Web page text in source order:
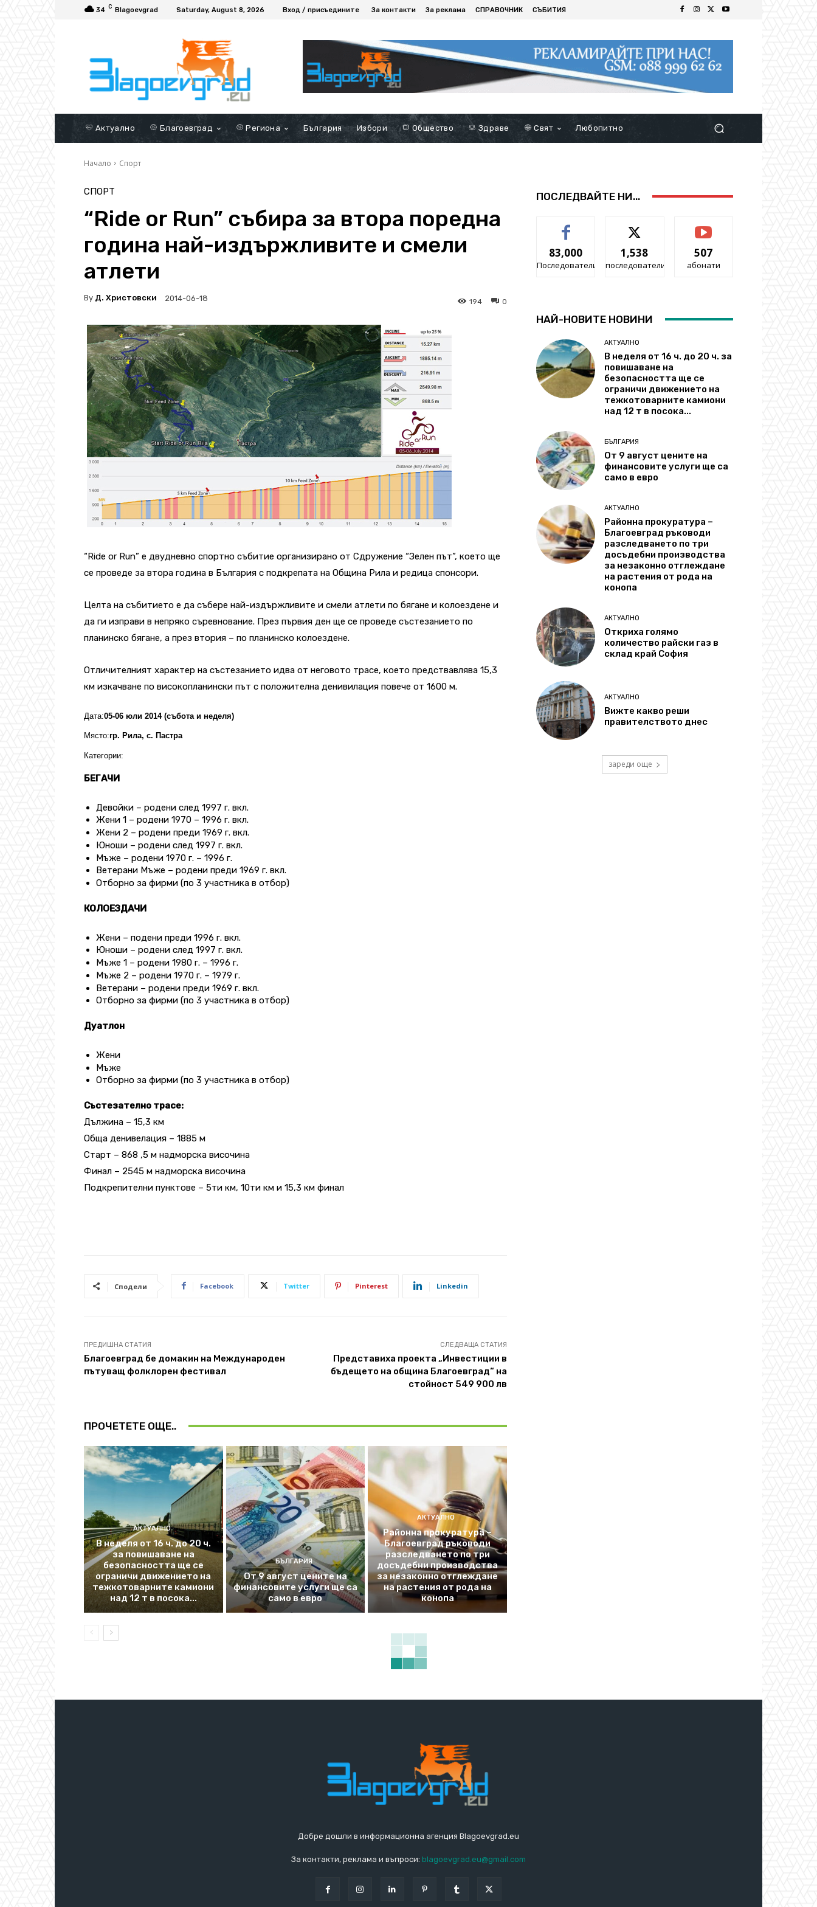
34 C Blagoevgrad Saturday, August 8, 2026 Вход / присъедините За контакти За реклама СПРАВОЧНИК СЪБИТИЯ
Актуално Благоевград Региона България Избори Общество Здраве Свят Любопитно
Начало Спорт
СПОРТ
“Ride or Run” събира за втора поредна
година най-издържливите и смели
атлети
By Д. Христовски 2014-06-18 0
194
“Ride or Run” е двудневно спортно събитие организирано от Сдружение “Зелен път”, което ще
се проведе за втора година в България с подкрепата на Община Рила и редица спонсори.
Целта на събитието е да събере най-издържливите и смели атлети по бягане и колоездене и
да ги изправи в непряко съревнование. През първия ден ще се проведе състезанието по
планинско бягане, а през втория – по планинско колоездене.
Отличителният характер на състезанието идва от неговото трасе, което предствавлява 15,3
км изкачване по високопланински път с положителна денивилация повече от 1600 м.
Дата:05-06 юли 2014 (събота и неделя)
Място:гр. Рила, с. Пастра
Категории:
БЕГАЧИ
Девойки – родени след 1997 г. вкл.
Жени 1 – pодени 1970 – 1996 г. вкл.
Жени 2 – pодени преди 1969 г. вкл.
Юноши – родени след 1997 г. вкл.
Мъже – родени 1970 г. – 1996 г.
Ветерани Мъже – родени преди 1969 г. вкл.
Отборно за фирми (по 3 участника в отбор)
КОЛОЕЗДАЧИ
Жени – подени преди 1996 г. вкл.
Юноши – родени след 1997 г. вкл.
Мъже 1 – родени 1980 г. – 1996 г.
Мъже 2 – родени 1970 г. – 1979 г.
Ветерани – родени преди 1969 г. вкл.
Отборно за фирми (по 3 участника в отбор)
Дуатлон
Жени
Мъже
Отборно за фирми (по 3 участника в отбор)
Състезателно трасе:
Дължина – 15,3 км
Обща денивелация – 1885 м
Старт – 868 ,5 м надморска височина
Финал – 2545 м надморска височина
Подкрепителни пунктове – 5ти км, 10ти км и 15,3 км финал
Сподели Facebook Twitter Pinterest Linkedin
ПРЕДИШНА СТАТИЯ
Благоевград бе домакин на Международен
пътуващ фолклорен фестивал
СЛЕДВАЩА СТАТИЯ
Представиха проекта „Инвестиции в
бъдещето на община Благоевград“ на
стойност 549 900 лв
ПРОЧЕТЕТЕ ОЩЕ..
АКТУАЛНО
В неделя от 16 ч. до 20 ч.
за повишаване на
безопасността ще се
ограничи движението на
тежкотоварните камиони
над 12 т в посока...
БЪЛГАРИЯ
От 9 август цените на
финансовите услуги ще са
само в евро
АКТУАЛНО
Районна прокуратура –
Благоевград ръководи
разследването по три
досъдебни производства
за незаконно отглеждане
на растения от рода на
конопа
ПОСЛЕДВАЙТЕ НИ...
83,000
Последователи
1,538
последователи
507
абонати
НАЙ-НОВИТЕ НОВИНИ
АКТУАЛНО
В неделя от 16 ч. до 20 ч. за
повишаване на
безопасността ще се
ограничи движението на
тежкотоварните камиони
над 12 т в посока...
БЪЛГАРИЯ
От 9 август цените на
финансовите услуги ще са
само в евро
АКТУАЛНО
Районна прокуратура –
Благоевград ръководи
разследването по три
досъдебни производства
за незаконно отглеждане
на растения от рода на
конопа
АКТУАЛНО
Откриха голямо
количество райски газ в
склад край София
АКТУАЛНО
Вижте какво реши
правителството днес
зареди още
Добре дошли в информационна агенция Blagoevgrad.eu
За контакти, реклама и въпроси: blagoevgrad.eu@gmail.com